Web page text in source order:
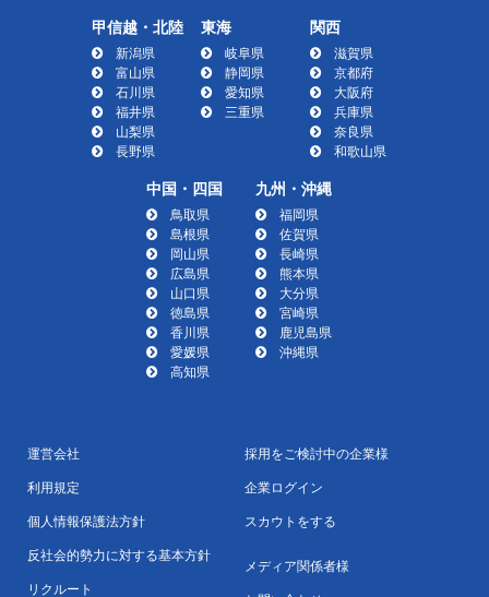
甲信越・北陸
新潟県
富山県
石川県
福井県
山梨県
長野県
東海
岐阜県
静岡県
愛知県
三重県
関西
滋賀県
京都府
大阪府
兵庫県
奈良県
和歌山県
中国・四国
鳥取県
島根県
岡山県
広島県
山口県
徳島県
香川県
愛媛県
高知県
九州・沖縄
福岡県
佐賀県
長崎県
熊本県
大分県
宮崎県
鹿児島県
沖縄県
運営会社
利用規定
個人情報保護法方針
反社会的勢力に対する基本方針
リクルート
採用をご検討中の企業様
企業ログイン
スカウトをする
メディア関係者様